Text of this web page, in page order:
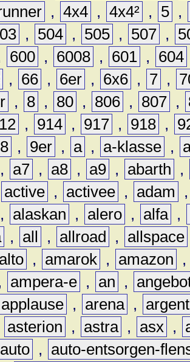
, 4x4 , 4x4² , 5 ,
, 504 , 505 , 507 ,
600 , 6008 , 601 , 604
, 66 , 6er , 6x6 , 7 ,
, 8 , 80 , 806 , 807 ,
, 914 , 917 , 918 ,
, 9er , a , a-klasse ,
, a7 , a8 , a9 , abarth
,
active , activee , adam
, alaskan , alero , alfa ,
, all , allroad , allspace
alto , amarok , amazon
ampera-e , an ,
applause , arena ,
asterion , astra , asx ,
auto ,
auto-entsorgen-